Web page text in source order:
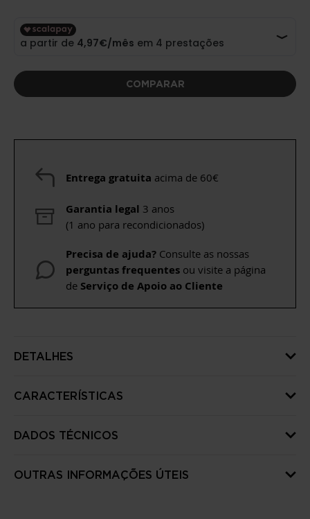
COMPARAR
Entrega gratuita acima de 60€
Garantia legal 3 anos
(1 ano para recondicionados)
Precisa de ajuda? Consulte as nossas
perguntas frequentes ou visite a página
de Serviço de Apoio ao Cliente
DETALHES
CARACTERÍSTICAS
DADOS TÉCNICOS
OUTRAS INFORMAÇÕES ÚTEIS